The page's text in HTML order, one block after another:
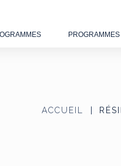
ACCUEIL